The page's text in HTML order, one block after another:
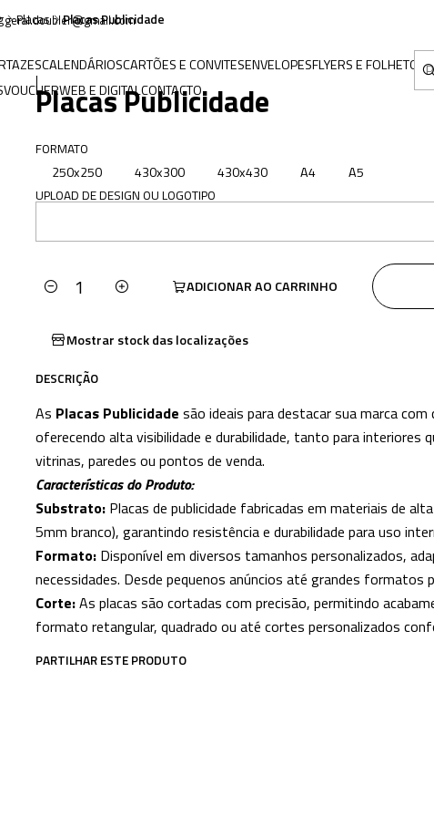
CALENDÁRIOSCARTÕES E CONVITESENVELOPESFLYERS E FOLHETOS
VOUCHERWEB E DIGITALCONTACTO
geral.doubler@gmail.com
Placas Placas Publicidade
|Placas Publicidade
FORMATO
250x250 430x300 430x430 A4 A5
UPLOAD DE DESIGN OU LOGOTIPO
Quantidade
ADICIONAR AO CARRINHO
Mostrar stock das localizações
DESCRIÇÃO
As Placas Publicidade são ideais para destacar sua marca
oferecendo alta visibilidade e durabilidade, tanto para interiores
vitrinas, paredes ou pontos de venda.
Características do Produto:
Substrato: Placas de publicidade fabricadas em materiais de
5mm branco), garantindo resistência e durabilidade para uso
Formato: Disponível em diversos tamanhos personalizados,
necessidades. Desde pequenos anúncios até grandes formatos
Corte:As placas são cortadas com precisão, permitindo
formato retangular, quadrado ou até cortes personalizados
PARTILHAR ESTE PRODUTO